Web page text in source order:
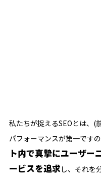
私たちが捉えるSEOとは、(
パフォーマンスが第一です
ト内で真摯にユーザー
ービスを追求し、それを